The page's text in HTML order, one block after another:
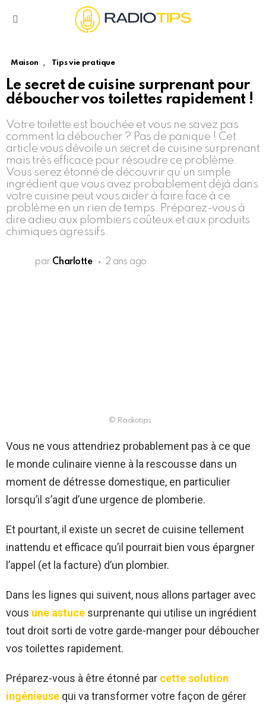
Maison , Tips vie pratique
Le secret de cuisine surprenant pour
déboucher vos toilettes rapidement !
Votre toilette est bouchée et vous ne savez pas
comment la déboucher ? Pas de panique ! Cet
article vous dévoile un secret de cuisine surprenant
mais très efficace pour résoudre ce problème.
Vous serez étonné de découvrir qu’un simple
ingrédient que vous avez probablement déjà dans
votre cuisine peut vous aider à faire face à ce
problème en un rien de temps. Préparez-vous à
dire adieu aux plombiers coûteux et aux produits
chimiques agressifs.
par Charlotte 2 ans ago
© Radiotips
Vous ne vous attendriez probablement pas à ce que
le monde culinaire vienne à la rescousse dans un
moment de détresse domestique, en particulier
lorsqu’il s’agit d’une urgence de plomberie.
Et pourtant, il existe un secret de cuisine tellement
inattendu et efficace qu’il pourrait bien vous épargner
l’appel (et la facture) d’un plombier.
Dans les lignes qui suivent, nous allons partager avec
vous une astuce surprenante qui utilise un ingrédient
tout droit sorti de votre garde-manger pour déboucher
vos toilettes rapidement.
Préparez-vous à être étonné par cette solution
ingénieuse qui va transformer votre façon de gérer